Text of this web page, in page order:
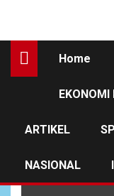
Home
EKONOMI
ARTIKEL
NASIONAL